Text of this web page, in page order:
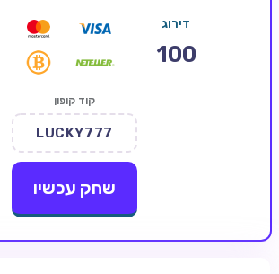
בונוסים בקזינו אונליין
דירוג
100
קוד קופון
LUCKY777
שחק עכשיו